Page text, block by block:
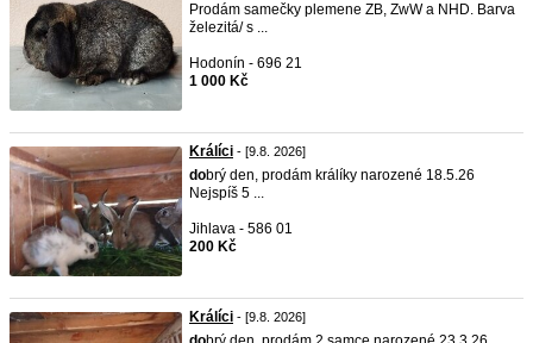
Prodám samečky plemene ZB, ZwW a NHD. Barva
železitá/ s ...
Hodonín - 696 21
1 000 Kč
Králíci - [9.8. 2026]
dobrý den, prodám králíky narozené 18.5.26
Nejspíš 5 ...
Jihlava - 586 01
200 Kč
Králíci - [9.8. 2026]